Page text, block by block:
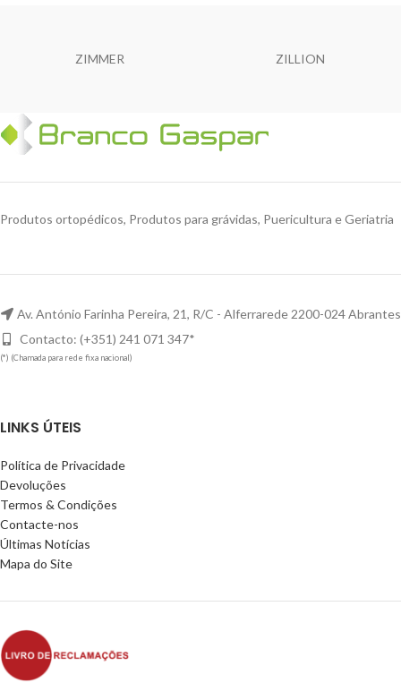
ZIMMER ZILLION
Produtos ortopédicos, Produtos para grávidas, Puericultura e Geriatria
Av. António Farinha Pereira, 21, R/C - Alferrarede 2200-024 Abrantes
Contacto: (+351) 241 071 347*
(*) (Chamada para rede fixa nacional)
LINKS ÚTEIS
Política de Privacidade
Devoluções
Termos & Condições
Contacte-nos
Últimas Notícias
Mapa do Site